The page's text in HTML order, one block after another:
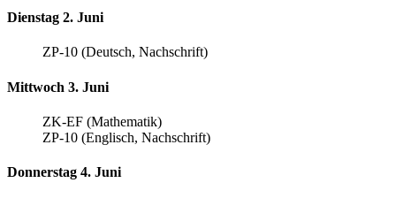
Dienstag 2. Juni
ZP-10 (Deutsch, Nachschrift)
Mittwoch 3. Juni
ZK-EF (Mathematik)
ZP-10 (Englisch, Nachschrift)
Donnerstag 4. Juni